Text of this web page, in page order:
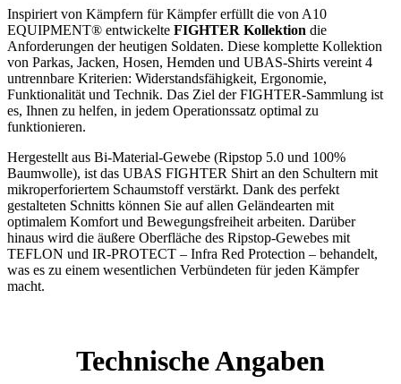
Inspiriert von Kämpfern für Kämpfer erfüllt die von A10
EQUIPMENT® entwickelte FIGHTER Kollektion die
Anforderungen der heutigen Soldaten. Diese komplette Kollektion
von Parkas, Jacken, Hosen, Hemden und UBAS-Shirts vereint 4
untrennbare Kriterien: Widerstandsfähigkeit, Ergonomie,
Funktionalität und Technik. Das Ziel der FIGHTER-Sammlung ist
es, Ihnen zu helfen, in jedem Operationssatz optimal zu
funktionieren.
Hergestellt aus Bi-Material-Gewebe (Ripstop 5.0 und 100%
Baumwolle), ist das UBAS FIGHTER Shirt an den Schultern mit
mikroperforiertem Schaumstoff verstärkt. Dank des perfekt
gestalteten Schnitts können Sie auf allen Geländearten mit
optimalem Komfort und Bewegungsfreiheit arbeiten. Darüber
hinaus wird die äußere Oberfläche des Ripstop-Gewebes mit
TEFLON und IR-PROTECT – Infra Red Protection – behandelt,
was es zu einem wesentlichen Verbündeten für jeden Kämpfer
macht.
Technische Angaben